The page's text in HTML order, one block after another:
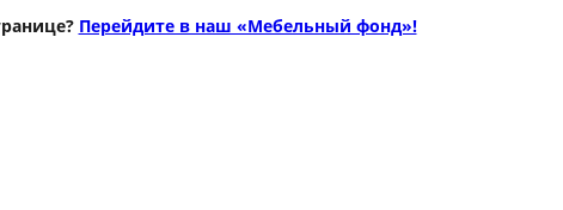
Перейдите в наш «Мебельный фонд»!